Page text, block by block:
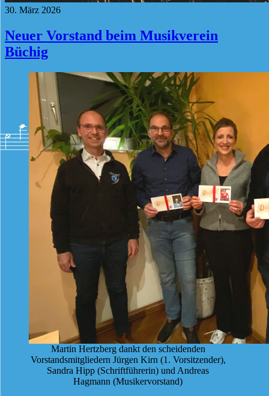
30. März 2026
Neuer Vorstand beim Musikverein
Büchig
Martin Hertzberg dankt den scheidenden
Vorstandsmitgliedern Jürgen Kirn (1. Vorsitzender),
Sandra Hipp (Schriftführerin) und Andreas
Hagmann (Musikervorstand)